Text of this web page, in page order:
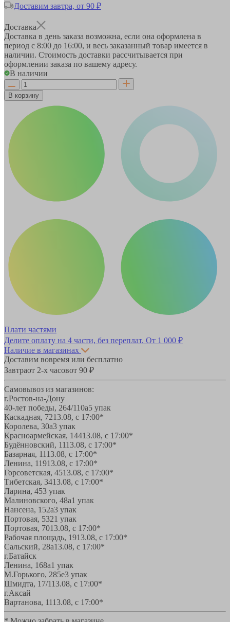
Доставим завтра, от 90 ₽
Доставка
Доставка в день заказа возможна, если она оформлена в
период с 8:00 до 16:00, и весь заказанный товар имеется в
наличии. Стоимость доставки рассчитывается при
оформлении заказа по вашему адресу.
В наличии
В корзину
Плати частями
Делите оплату на 4 части, без переплат. От 1 000 ₽
Наличие в магазинах
Доставим вовремя или бесплатно
Завтраот 2-х часовот 90 ₽
Самовывоз из магазинов:
г.Ростов-на-Дону
40-лет победы, 264/110а5 упак
Каскадная, 7213.08, с 17:00*
Королева, 30а3 упак
Красноармейская, 14413.08, с 17:00*
Будённовский, 1113.08, с 17:00*
Базарная, 1113.08, с 17:00*
Ленина, 11913.08, с 17:00*
Горсоветская, 4513.08, с 17:00*
Тибетская, 3413.08, с 17:00*
Ларина, 453 упак
Малиновского, 48а1 упак
Нансена, 152а3 упак
Портовая, 5321 упак
Портовая, 7013.08, с 17:00*
Рабочая площадь, 1913.08, с 17:00*
Сальский, 28a13.08, с 17:00*
г.Батайск
Ленина, 168а1 упак
М.Горького, 285е3 упак
Шмидта, 17/113.08, с 17:00*
г.Аксай
Вартанова, 1113.08, с 17:00*